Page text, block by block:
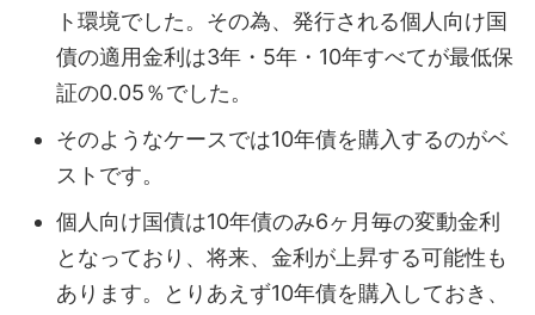
ト環境でした。その為、発行される個人向け国
債の適用金利は3年・5年・10年すべてが最低保
証の0.05％でした。
そのようなケースでは10年債を購入するのがベ
ストです。
個人向け国債は10年債のみ6ヶ月毎の変動金利
となっており、将来、金利が上昇する可能性も
あります。とりあえず10年債を購入しておき、